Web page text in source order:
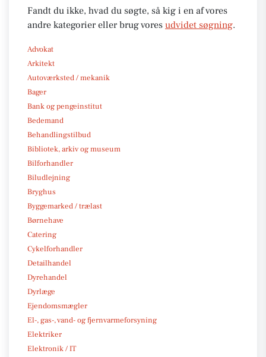
Fandt du ikke, hvad du søgte, så kig i en af vores
andre kategorier eller brug vores udvidet søgning.
Advokat
Arkitekt
Autoværksted / mekanik
Bager
Bank og pengeinstitut
Bedemand
Behandlingstilbud
Bibliotek, arkiv og museum
Bilforhandler
Biludlejning
Bryghus
Byggemarked / trælast
Børnehave
Catering
Cykelforhandler
Detailhandel
Dyrehandel
Dyrlæge
Ejendomsmægler
El-, gas-, vand- og fjernvarmeforsyning
Elektriker
Elektronik / IT